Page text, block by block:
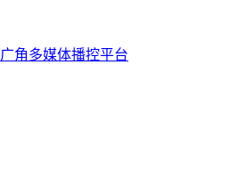
角多媒体播控平台